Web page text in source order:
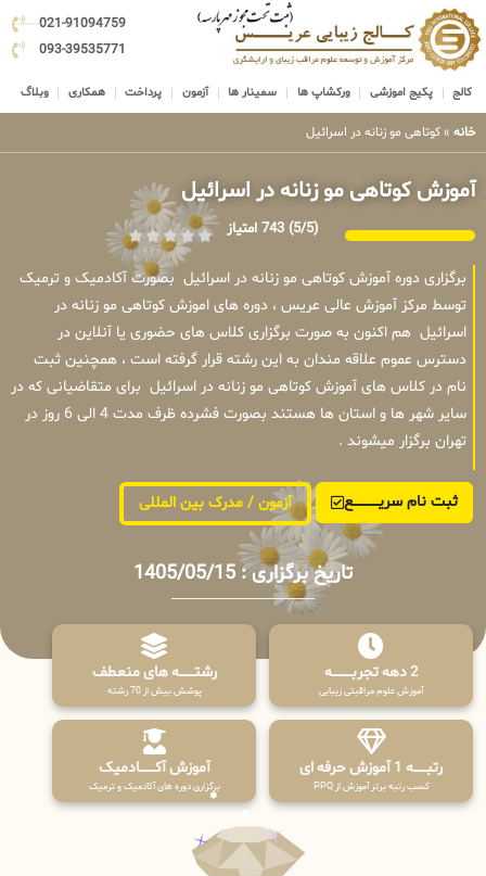
021-91094759
093-39535771
کالج پکیج اموزشی ورکشاپ ها سمینار ها آزمون پرداخت همکاری وبلاگ
خانه » کوتاهی مو زنانه در اسرائیل
آموزش کوتاهی مو زنانه در اسرائیل
(5/5) 743 امتیاز
برگزاری دوره آموزش کوتاهی مو زنانه در اسرائیل بصورت آکادمیک و ترمیک
توسط مرکز آموزش عالی عریس ، دوره های اموزش کوتاهی مو زنانه در
اسرائیل هم اکنون به صورت برگزاری کلاس های حضوری یا آنلاین در
دسترس عموم علاقه مندان به این رشته قرار گرفته است ، همچنین ثبت
نام در کلاس های آموزش کوتاهی مو زنانه در اسرائیل برای متقاضیانی که در
سایر شهر ها و استان ها هستند بصورت فشرده ظرف مدت 4 الی 6 روز در
تهران برگزار میشوند .
ثبت نام سریــــــــــــع آزمون / مدرک بین المللی
تاریخ برگزاری : 1405/05/15
2 دهه تجربـــــــــه
آموزش علوم مراقبتی زیبایی
رشتـــــــه های منعطف
پوشش بیش از 70 رشته
رتبــــــه 1 آموزش حرفه ای
کسب رتبه برتر آموزش از PPQ
آموزش آکـــــــادمیک
برگزاری دوره های آکادمیک و ترمیک